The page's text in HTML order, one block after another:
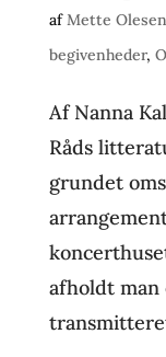
afMette Olesen
begivenheder,
Af Nanna
Råds
grundet
afholdt man